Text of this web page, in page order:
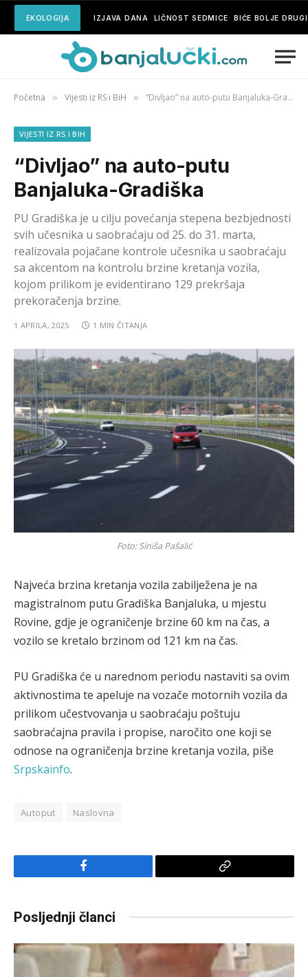
EKOLOGIJA IZJAVA DANA LIČNOST SEDMICE BIĆE BOLJE
Početna » Vijesti iz RS i BiH » “Divljao” na auto-putu Banjaluka-Gradiška
VIJESTI IZ RS I BIH
“Divljao” na auto-putu
Banjaluka-Gradiška
PU Gradiška je u cilju povećanja stepena bezbjednosti
svih učesnika u saobraćaju od 25. do 31. marta,
realizovala pojačane kontrole učesnika u saobraćaju
sa akcentom na kontrolu brzine kretanja vozila,
kojom prilikom je evidentirano 129 prekršaja
prekoračenja brzine.
1 APRILA, 2025 1 MIN ČITANJA
Foto: Siniša Pašalić
Najveća brzina kretanja vozila zabilježena je na
magistralnom putu Gradiška Banjaluka, u mjestu
Rovine, gdje je ograničenje brzine 60 km na čas, a
vozilo se kretalo brzinom od 121 km na čas.
PU Gradiška će u narednom periodu nastaviti sa ovim
aktivnostima te apeluje na vozače motornih vozila da
prilikom učestvovanja u saobraćaju poštuju
saobraćajna pravila i propise, naročito one koji se
odnose na ograničenja brzine kretanja vozila, piše
Srpskainfo.
Autoput Naslovna
Facebook
Copy
Posljednji članci